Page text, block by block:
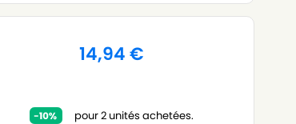
14,94€
pour 2 unités achetées.